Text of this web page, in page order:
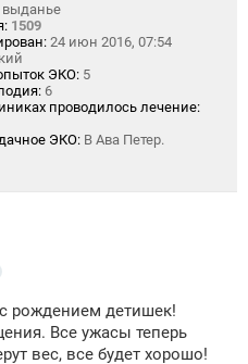
1509
24 июн 2016, 07:54
ЭКО: 5
6
проводилось лечение:
ЭКО: В Ава Петер.
рождением детишек!
Все ужасы теперь
вес, все будет хорошо!